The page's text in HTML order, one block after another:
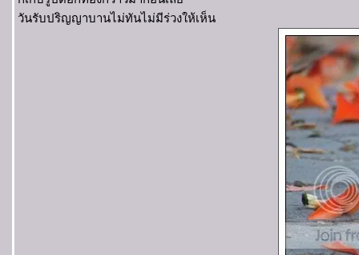
วันรับปริญญาบานไม่ทันไม่มีร่วงให้เห็น